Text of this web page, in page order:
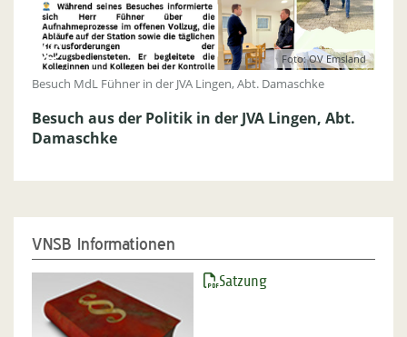
Foto: OV Emsland
Besuch MdL Fühner in der JVA Lingen, Abt. Damaschke
Besuch aus der Politik in der JVA Lingen, Abt.
Damaschke
VNSB Informationen
Satzung